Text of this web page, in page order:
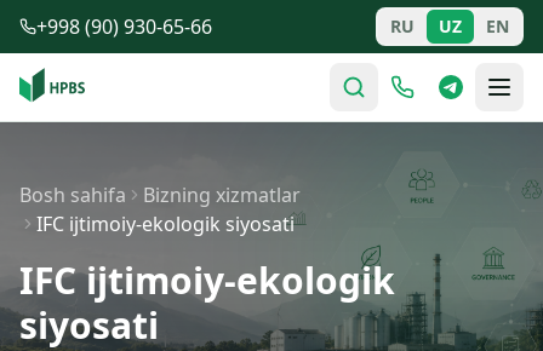
Tarkibga o'tish
+998 (90) 930-65-66 RU UZ EN
Bosh sahifa
Bizning xizmatlar
IFC ijtimoiy-ekologik siyosati
IFC ijtimoiy-ekologik
siyosati